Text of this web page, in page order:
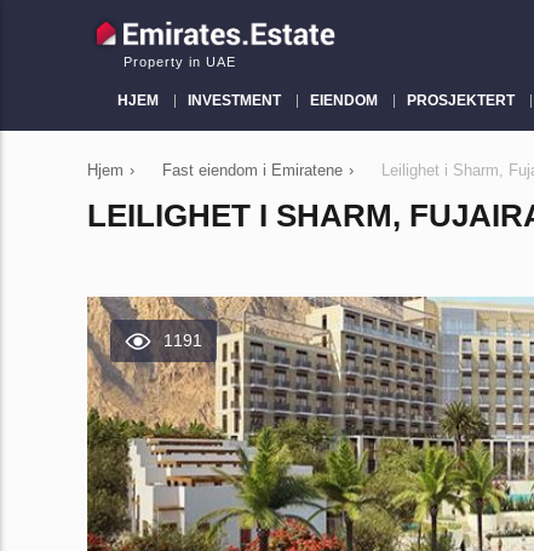
Property in UAE
HJEM INVESTMENT EIENDOM PROSJEKTERT
Hjem › Fast eiendom i Emiratene › Leilighet i Sharm,
LEILIGHET I SHARM,
1191